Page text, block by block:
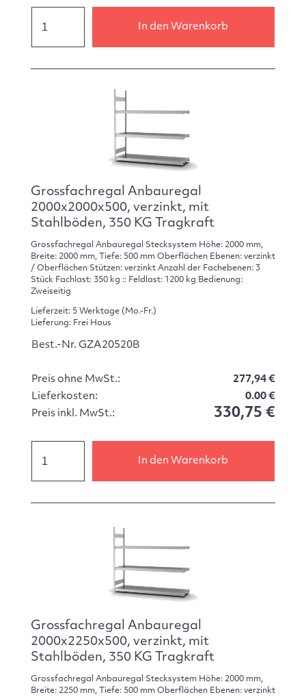
In den Warenkorb
Grossfachregal Anbauregal
2000x2000x500, verzinkt, mit
Stahlböden, 350 KG Tragkraft
Grossfachregal Anbauregal Stecksystem Höhe: 2000 mm,
Breite: 2000 mm, Tiefe: 500 mm Oberflächen Ebenen: verzinkt
/ Oberflächen Stützen: verzinkt Anzahl der Fachebenen: 3
Stück Fachlast: 350 kg :: Feldlast: 1200 kg Bedienung:
Zweiseitig
Lieferzeit: 5 Werktage (Mo.-Fr.)
Lieferung: Frei Haus
Best.-Nr. GZA20520B
Preis ohne MwSt.:
277,94 €
Lieferkosten:
0.00 €
Preis inkl. MwSt.:
330,75 €
In den Warenkorb
Grossfachregal Anbauregal
2000x2250x500, verzinkt, mit
Stahlböden, 350 KG Tragkraft
Grossfachregal Anbauregal Stecksystem Höhe: 2000 mm,
Breite: 2250 mm, Tiefe: 500 mm Oberflächen Ebenen: verzinkt